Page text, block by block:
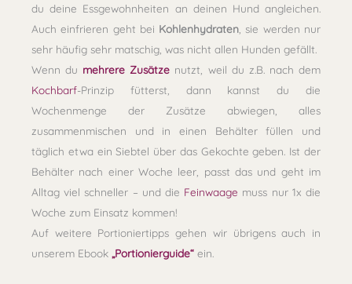
du deine Essgewohnheiten an deinen Hund angleichen.
Auch einfrieren geht bei Kohlenhydraten , sie werden nur
sehr häufig sehr matschig, was nicht allen Hunden gefällt.
Wenn du mehrere Zusätze nutzt, weil du z.B. nach dem
Kochbarf-Prinzip fütterst, dann kannst du die
Wochenmenge der Zusätze abwiegen, alles
zusammenmischen und in einen Behälter füllen und
täglich etwa ein Siebtel über das Gekochte geben. Ist der
Behälter nach einer Woche leer, passt das und geht im
Alltag viel schneller – und die Feinwaage muss nur 1x die
Woche zum Einsatz kommen!
Auf weitere Portioniertipps gehen wir übrigens auch in
unserem Ebook „Portionierguide“ ein.